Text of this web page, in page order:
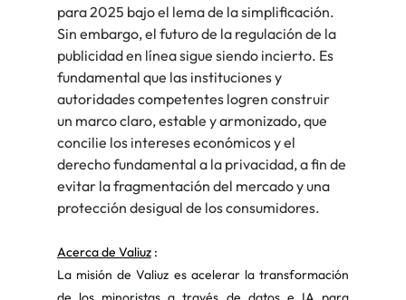
para 2025 bajo el lema de la simplificación.
Sin embargo, el futuro de la regulación de la
publicidad en línea sigue siendo incierto. Es
fundamental que las instituciones y
autoridades competentes logren construir
un marco claro, estable y armonizado, que
concilie los intereses económicos y el
derecho fundamental a la privacidad, a fin de
evitar la fragmentación del mercado y una
protección desigual de los consumidores.
Acerca de Valiuz :
La misión de Valiuz es acelerar la transformación